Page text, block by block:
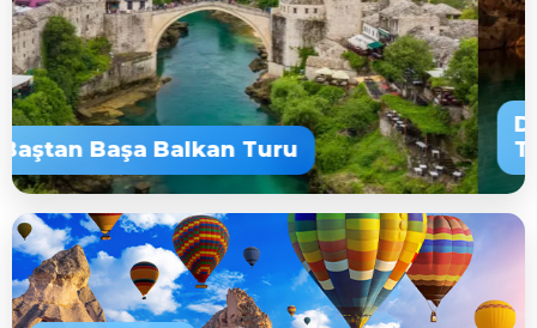
Baştan Başa Balkan Turu